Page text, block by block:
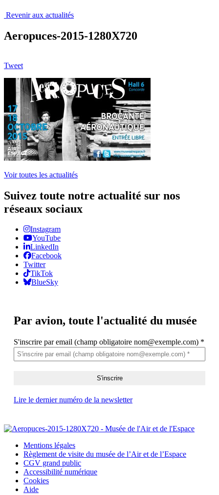
Revenir aux actualités
Aeropuces-2015-1280X720
Tweet
Voir toutes les actualités
Suivez toute notre actualité sur nos
réseaux sociaux
Instagram
YouTube
LinkedIn
Facebook
Twitter
TikTok
BlueSky
Par avion, toute l'actualité du musée
S'inscrire par email (champ obligatoire nom@exemple.com) *
Lire le dernier numéro de la newsletter
Mentions légales
Règlement de visite du musée de l’Air et de l’Espace
CGV grand public
Accessibilité numérique
Cookies
Aide